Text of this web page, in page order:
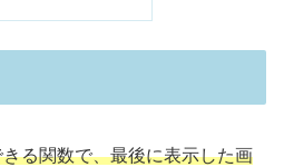
る関数で、最後に表示した画